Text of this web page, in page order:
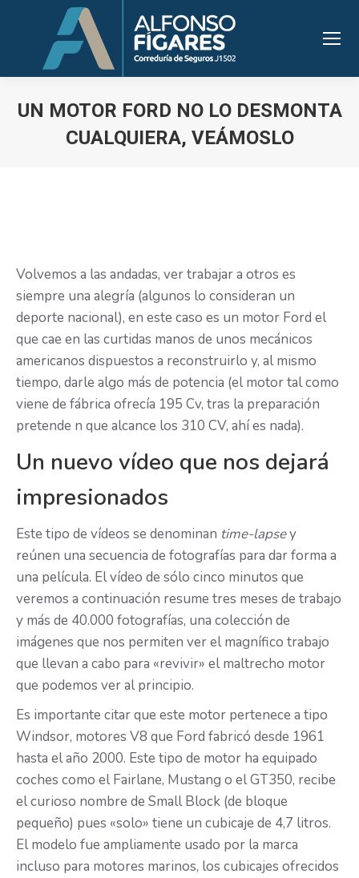
UN MOTOR FORD NO LO DESMONTA
CUALQUIERA, VEÁMOSLO
Volvemos a las andadas, ver trabajar a otros es
siempre una alegría (algunos lo consideran un
deporte nacional), en este caso es un motor Ford el
que cae en las curtidas manos de unos mecánicos
americanos dispuestos a reconstruirlo y, al mismo
tiempo, darle algo más de potencia (el motor tal como
viene de fábrica ofrecía 195 Cv, tras la preparación
pretende n que alcance los 310 CV, ahí es nada).
Un nuevo vídeo que nos dejará
impresionados
Este tipo de vídeos se denominan time-lapsey
reúnen una secuencia de fotografías para dar forma a
una película. El vídeo de sólo cinco minutos que
veremos a continuación resume tres meses de trabajo
y más de 40.000 fotografías, una colección de
imágenes que nos permiten ver el magnífico trabajo
que llevan a cabo para «revivir» el maltrecho motor
que podemos ver al principio.
Es importante citar que este motor pertenece a tipo
Windsor, motores V8 que Ford fabricó desde 1961
hasta el año 2000. Este tipo de motor ha equipado
coches como el Fairlane, Mustang o el GT350, recibe
el curioso nombre de Small Block (de bloque
pequeño) pues «solo» tiene un cubicaje de 4,7 litros.
El modelo fue ampliamente usado por la marca
incluso para motores marinos, los cubicajes ofrecidos